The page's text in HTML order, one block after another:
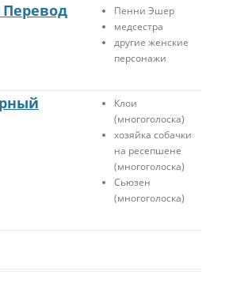
Пенни Эшер
медсестра
другие женские
персонажи
Клои
(многоголоска)
хозяйка собачки
на ресепшене
(многоголоска)
Сьюзен
(многоголоска)